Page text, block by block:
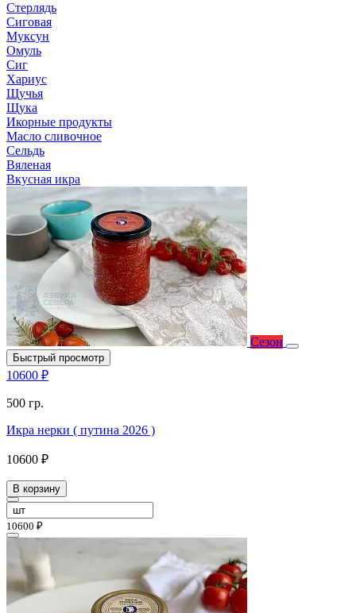
Стерлядь
Сиговая
Муксун
Омуль
Сиг
Хариус
Щучья
Щука
Икорные продукты
Масло сливочное
Сельдь
Вяленая
Вкусная икра
Сезон
Быстрый просмотр
10600 ₽
500 гр.
Икра нерки ( путина 2026 )
10600 ₽
В корзину
10600 ₽